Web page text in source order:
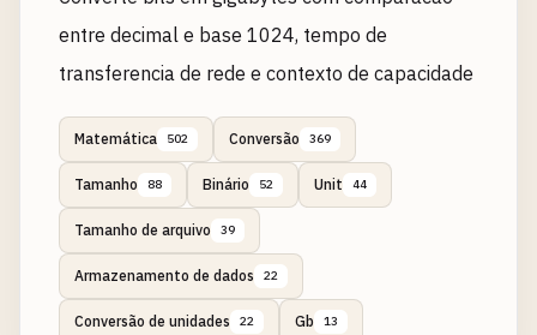
entre decimal e base 1024, tempo de
transferencia de rede e contexto de capacidade
Matemática 502 Conversão 369
Tamanho 88 Binário 52 Unit 44
Tamanho de arquivo 39
Armazenamento de dados 22
Conversão de unidades 22 Gb 13